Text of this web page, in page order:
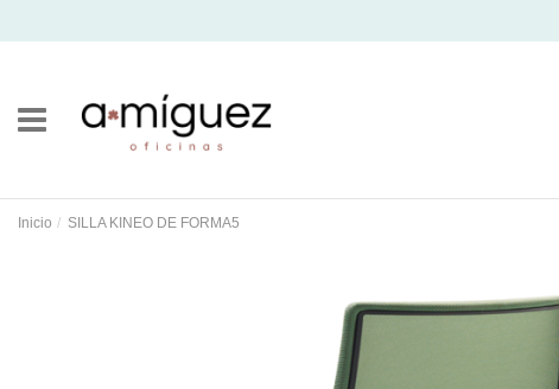
Inicio SILLA KINEO DE FORMA5